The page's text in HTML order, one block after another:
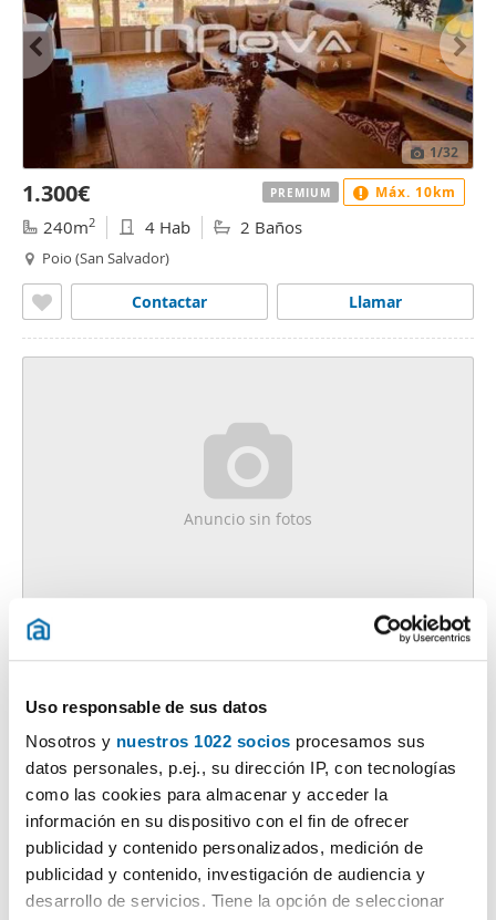
Uso responsable de sus datos
Nosotros y nuestros 1022 socios procesamos sus
datos personales, p.ej., su dirección IP, con tecnologías
como las cookies para almacenar y acceder la
información en su dispositivo con el fin de ofrecer
publicidad y contenido personalizados, medición de
publicidad y contenido, investigación de audiencia y
desarrollo de servicios. Tiene la opción de seleccionar
1/32
1.300€
240m2 4 Hab 2 Baños
Poio (San Salvador)
Llamar
Contactar
PREMIUM Máx. 10km
Anuncio sin fotos
950€
80m2 2 Hab 1 Baño
Llamar
Contactar
Máx. 10km